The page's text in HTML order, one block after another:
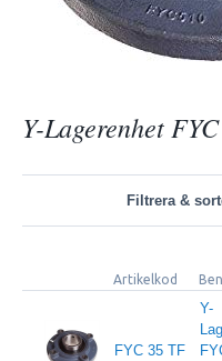
Y-Lagerenhet FYC
Filtrera &
Artikelkod
FYC 35 TF
Y-